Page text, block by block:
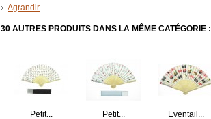
Agrandir
30 AUTRES PRODUITS DANS LA MÊME CATÉGORIE :
Petit...
Petit...
Eventail...